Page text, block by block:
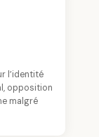
l’identité
opposition
malgré